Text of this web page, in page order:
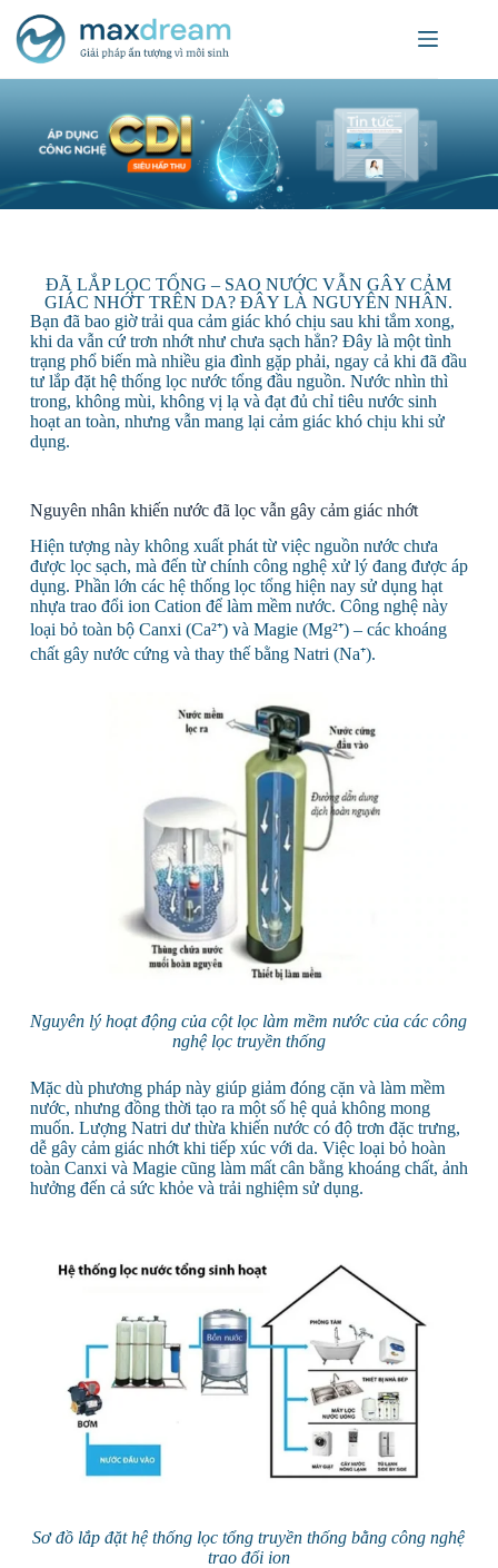
ĐÃ LẮP LỌC TỔNG – SAO NƯỚC VẪN GÂY CẢM
GIÁC NHỚT TRÊN DA? ĐÂY LÀ NGUYÊN NHÂN.
Bạn đã bao giờ trải qua cảm giác khó chịu sau khi tắm xong,
khi da vẫn cứ trơn nhớt như chưa sạch hẳn? Đây là một tình
trạng phổ biến mà nhiều gia đình gặp phải, ngay cả khi đã đầu
tư lắp đặt hệ thống lọc nước tổng đầu nguồn. Nước nhìn thì
trong, không mùi, không vị lạ và đạt đủ chỉ tiêu nước sinh
hoạt an toàn, nhưng vẫn mang lại cảm giác khó chịu khi sử
dụng.
Nguyên nhân khiến nước đã lọc vẫn gây cảm giác nhớt
Hiện tượng này không xuất phát từ việc nguồn nước chưa
được lọc sạch, mà đến từ chính công nghệ xử lý đang được áp
dụng. Phần lớn các hệ thống lọc tổng hiện nay sử dụng hạt
nhựa trao đổi ion Cation để làm mềm nước. Công nghệ này
loại bỏ toàn bộ Canxi (Ca²⁺) và Magie (Mg²⁺) – các khoáng
chất gây nước cứng và thay thế bằng Natri (Na⁺).
Nguyên lý hoạt động của cột lọc làm mềm nước của các công
nghệ lọc truyền thống
Mặc dù phương pháp này giúp giảm đóng cặn và làm mềm
nước, nhưng đồng thời tạo ra một số hệ quả không mong
muốn. Lượng Natri dư thừa khiến nước có độ trơn đặc trưng,
dễ gây cảm giác nhớt khi tiếp xúc với da. Việc loại bỏ hoàn
toàn Canxi và Magie cũng làm mất cân bằng khoáng chất, ảnh
hưởng đến cả sức khỏe và trải nghiệm sử dụng.
Sơ đồ lắp đặt hệ thống lọc tổng truyền thống bằngcông nghệ
trao đổi ion